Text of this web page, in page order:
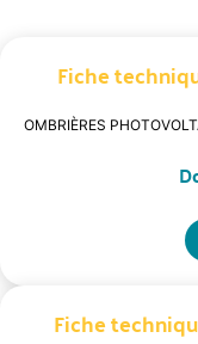
Fiche
OMBRIÈRES
Fiche